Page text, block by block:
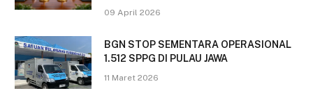
09 April 2026
BGN STOP SEMENTARA OPERASIONAL
1.512 SPPG DI PULAU JAWA
11 Maret 2026